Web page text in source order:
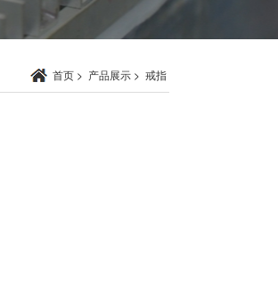
首页 > 产品展示 > 戒指